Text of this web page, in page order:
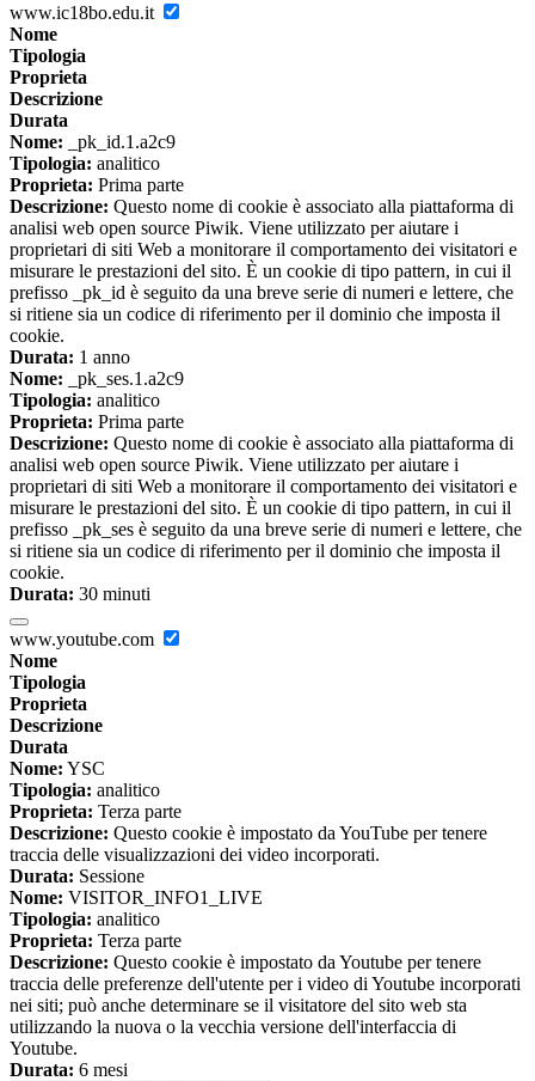
www.ic18bo.edu.it
Nome
Tipologia
Proprieta
Descrizione
Durata
Nome: _pk_id.1.a2c9
Tipologia: analitico
Proprieta: Prima parte
Descrizione: Questo nome di cookie è associato alla piattaforma di
analisi web open source Piwik. Viene utilizzato per aiutare i
proprietari di siti Web a monitorare il comportamento dei visitatori e
misurare le prestazioni del sito. È un cookie di tipo pattern, in cui il
prefisso _pk_id è seguito da una breve serie di numeri e lettere, che
si ritiene sia un codice di riferimento per il dominio che imposta il
cookie.
Durata: 1 anno
Nome: _pk_ses.1.a2c9
Tipologia: analitico
Proprieta: Prima parte
Descrizione: Questo nome di cookie è associato alla piattaforma di
analisi web open source Piwik. Viene utilizzato per aiutare i
proprietari di siti Web a monitorare il comportamento dei visitatori e
misurare le prestazioni del sito. È un cookie di tipo pattern, in cui il
prefisso _pk_ses è seguito da una breve serie di numeri e lettere, che
si ritiene sia un codice di riferimento per il dominio che imposta il
cookie.
Durata: 30 minuti
www.youtube.com
Nome
Tipologia
Proprieta
Descrizione
Durata
Nome: YSC
Tipologia: analitico
Proprieta: Terza parte
Descrizione: Questo cookie è impostato da YouTube per tenere
traccia delle visualizzazioni dei video incorporati.
Durata: Sessione
Nome: VISITOR_INFO1_LIVE
Tipologia: analitico
Proprieta: Terza parte
Descrizione: Questo cookie è impostato da Youtube per tenere
traccia delle preferenze dell'utente per i video di Youtube incorporati
nei siti; può anche determinare se il visitatore del sito web sta
utilizzando la nuova o la vecchia versione dell'interfaccia di
Youtube.
Durata: 6 mesi